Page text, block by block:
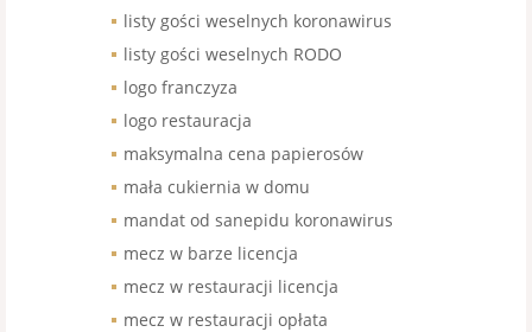
listy gości weselnych koronawirus
listy gości weselnych RODO
logo franczyza
logo restauracja
maksymalna cena papierosów
mała cukiernia w domu
mandat od sanepidu koronawirus
mecz w barze licencja
mecz w restauracji licencja
mecz w restauracji opłata